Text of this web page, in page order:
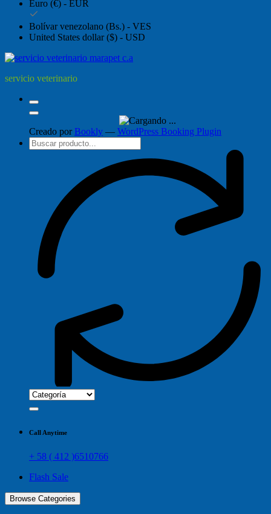
Euro (€) - EUR
Bolívar venezolano (Bs.) - VES
United States dollar ($) - USD
servicio veterinario
Creado por Bookly — WordPress Booking Plugin
Call Anytime
+ 58 ( 412 )6510766
Flash Sale
Browse Categories